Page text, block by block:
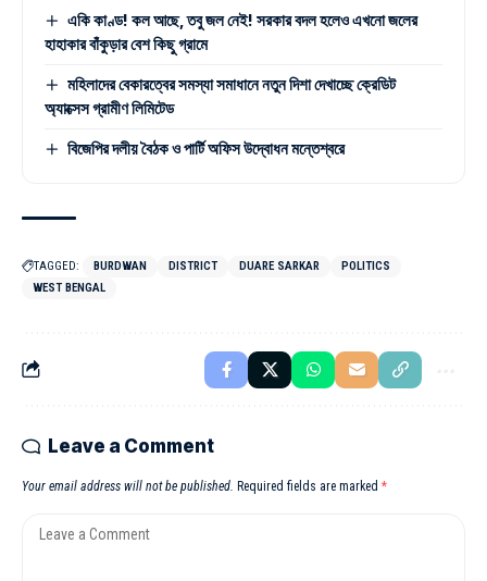
একি কাণ্ড! কল আছে, তবু জল নেই! সরকার বদল হলেও এখনো জলের
হাহাকার বাঁকুড়ার বেশ কিছু গ্রামে
মহিলাদের বেকারত্বের সমস্যা সমাধানে নতুন দিশা দেখাচ্ছে ক্রেডিট
অ্যাক্সেস গ্রামীণ লিমিটেড
বিজেপির দলীয় বৈঠক ও পার্টি অফিস উদ্বোধন মন্তেশ্বরে
TAGGED: BURDWAN DISTRICT DUARE SARKAR
POLITICS
WEST BENGAL
Leave a Comment
Your email address will not be published. Required fields are marked *